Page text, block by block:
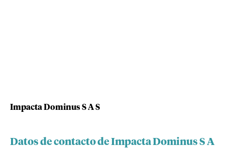
Impacta Dominus S A S
Datos de contacto de Impacta Dominus S A